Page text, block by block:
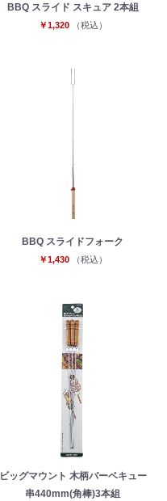
BBQ スライド スキュア 2本組
￥1,320 （税込）
BBQ スライドフォーク
￥1,430 （税込）
ビッグマウント 木柄バーベキュー
串440mm(角棒)3本組